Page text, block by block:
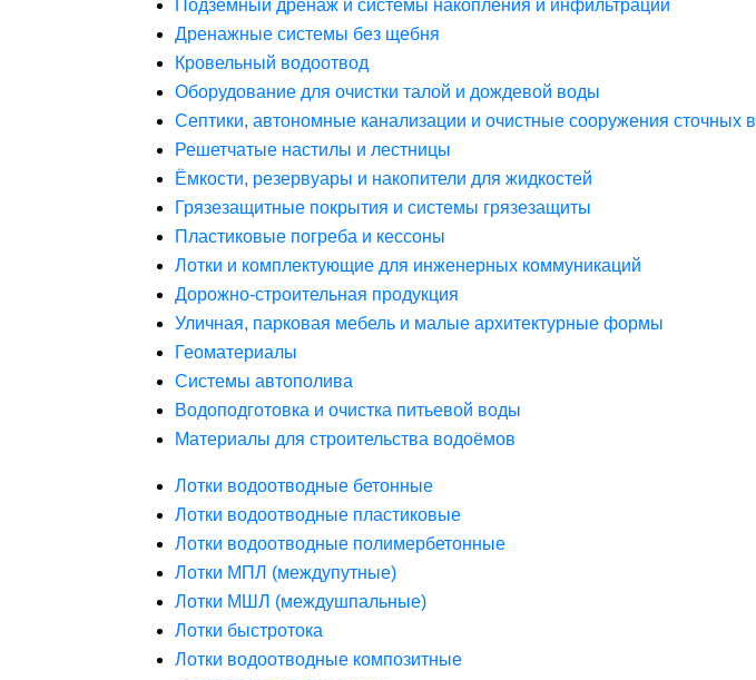
Подземный дренаж и системы накопления и инфильтрации
Дренажные системы без щебня
Кровельный водоотвод
Оборудование для очистки талой и дождевой воды
Септики, автономные канализации и очистные сооружения сточных в
Решетчатые настилы и лестницы
Ёмкости, резервуары и накопители для жидкостей
Грязезащитные покрытия и системы грязезащиты
Пластиковые погреба и кессоны
Лотки и комплектующие для инженерных коммуникаций
Дорожно-строительная продукция
Уличная, парковая мебель и малые архитектурные формы
Геоматериалы
Системы автополива
Водоподготовка и очистка питьевой воды
Материалы для строительства водоёмов
Лотки водоотводные бетонные
Лотки водоотводные пластиковые
Лотки водоотводные полимербетонные
Лотки МПЛ (междупутные)
Лотки МШЛ (междушпальные)
Лотки быстротока
Лотки водоотводные композитные